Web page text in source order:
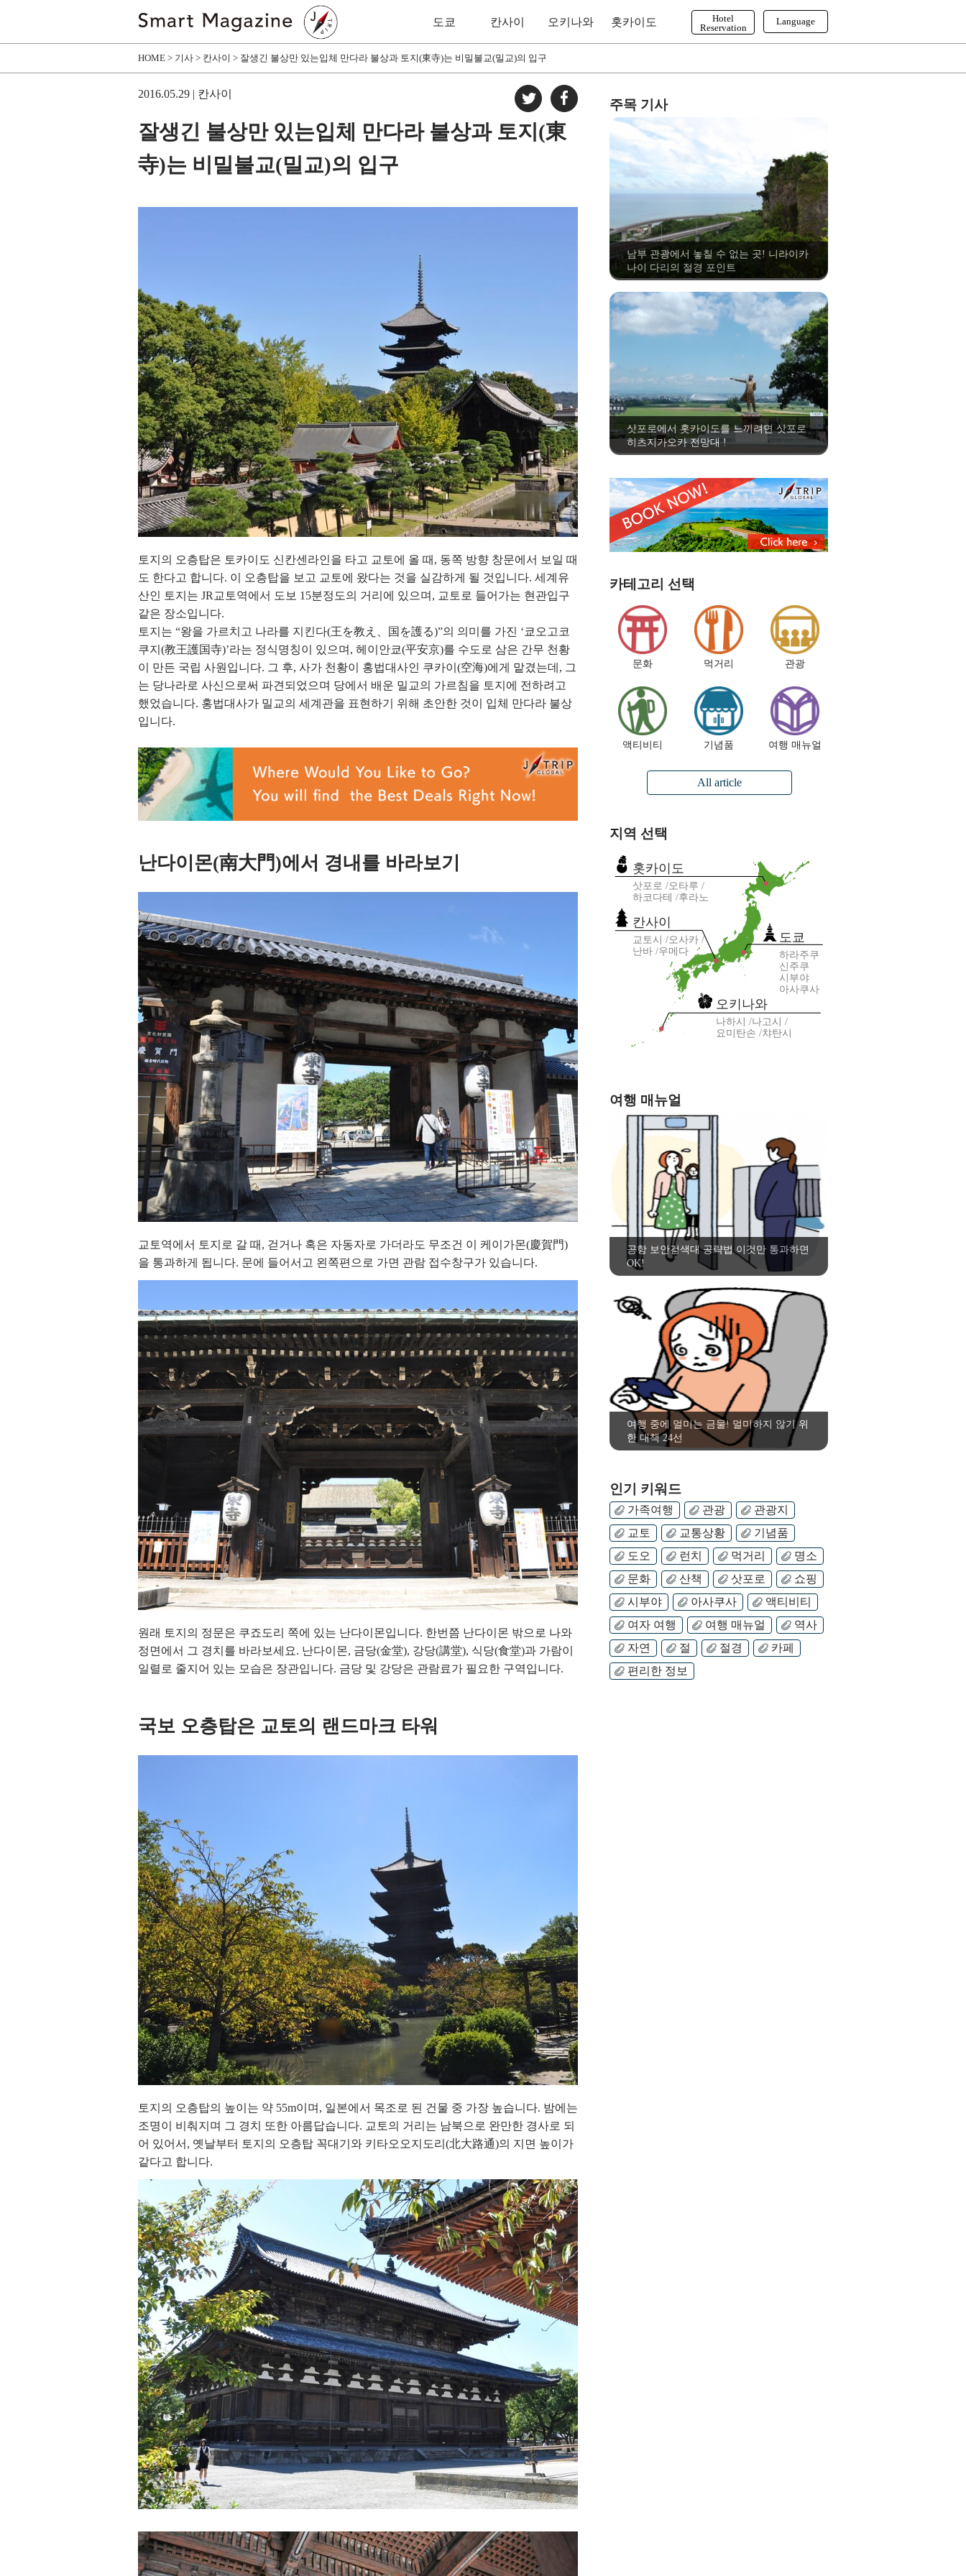
Language
English
Hotel
Reservation
도쿄 칸사이 오키나와 홋카이도
HOME 기사 칸사이 잘생긴 불상만 있는입체 만다라 불상과 토지(東寺)는 비밀불교(밀교)의 입구
2016.05.29 | 칸사이
잘생긴 불상만 있는입체 만다라 불상과 토지(東
寺)는 비밀불교(밀교)의 입구
토지의 오층탑은 토카이도 신칸센라인을 타고 교토에 올 때, 동쪽 방향 창문에서 보일 때
도 한다고 합니다. 이 오층탑을 보고 교토에 왔다는 것을 실감하게 될 것입니다. 세계유
산인 토지는 JR교토역에서 도보 15분정도의 거리에 있으며, 교토로 들어가는 현관입구
같은 장소입니다.
토지는 “왕을 가르치고 나라를 지킨다(王を教え、国を護る)”의 의미를 가진 ‘쿄오고코
쿠지(教王護国寺)’라는 정식명칭이 있으며, 헤이안쿄(平安京)를 수도로 삼은 간무 천황
이 만든 국립 사원입니다. 그 후, 사가 천황이 홍법대사인 쿠카이(空海)에게 맡겼는데, 그
는 당나라로 사신으로써 파견되었으며 당에서 배운 밀교의 가르침을 토지에 전하려고
했었습니다. 홍법대사가 밀교의 세계관을 표현하기 위해 초안한 것이 입체 만다라 불상
입니다.
난다이몬(南大門)에서 경내를 바라보기
교토역에서 토지로 갈 때, 걷거나 혹은 자동자로 가더라도 무조건 이 케이가몬(慶賀門)
을 통과하게 됩니다. 문에 들어서고 왼쪽편으로 가면 관람 접수창구가 있습니다.
원래 토지의 정문은 쿠죠도리 쪽에 있는 난다이몬입니다. 한번쯤 난다이몬 밖으로 나와
정면에서 그 경치를 바라보세요. 난다이몬, 금당(金堂), 강당(講堂), 식당(食堂)과 가람이
일렬로 줄지어 있는 모습은 장관입니다. 금당 및 강당은 관람료가 필요한 구역입니다.
국보 오층탑은 교토의 랜드마크 타워
토지의 오층탑의 높이는 약 55m이며, 일본에서 목조로 된 건물 중 가장 높습니다. 밤에는
조명이 비춰지며 그 경치 또한 아름답습니다. 교토의 거리는 남북으로 완만한 경사로 되
어 있어서, 옛날부터 토지의 오층탑 꼭대기와 키타오오지도리(北大路通)의 지면 높이가
같다고 합니다.
주목 기사
남부 관광에서 놓칠 수 없는 곳! 니라이카
나이 다리의 절경 포인트
삿포로에서 홋카이도를 느끼려면 삿포로
히츠지가오카 전망대 !
카테고리 선택
문화 먹거리 관광
액티비티 기념품 여행 매뉴얼
All article
지역 선택
도쿄
하라주쿠
신주쿠
시부야
아사쿠사
칸사이
교토시
오사카
난바 우메다
오키나와
나하시
나고시
요미탄손 챠탄시
홋카이도
삿포로
오타루
하코다테
후라노
여행 매뉴얼
공항 보안검색대 공략법 이것만 통과하면
OK!
여행 중에 멀미는 금물! 멀미하지 않기 위
한 대책 24선
인기 키워드
가족여행 관광
관광지
교토
교통상황
기념품
도오
런치 먹거리
명소
문화
산책 삿포로
쇼핑
시부야
아사쿠사
액티비티
여자 여행
여행 매뉴얼
역사
자연
절 절경
카페
편리한 정보